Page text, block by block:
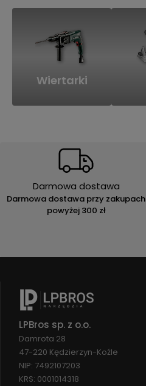
Wiertarki
Darmowa dostawa
Darmowa dostawa przy zakupach
powyżej 300 zł
LPBros sp. z o.o.
Damrota 28
47-220 Kędzierzyn-Koźle
NIP: 7492107203
KRS: 0001014318